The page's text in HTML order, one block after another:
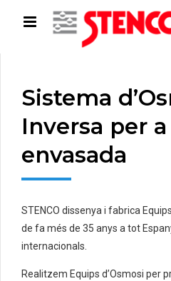
Sistema
Inversa per
envasada
STENCO dissenya i fabrica
de fa més de 35 anys a tot
internacionals.
Realitzem Equips d’Osmosi per